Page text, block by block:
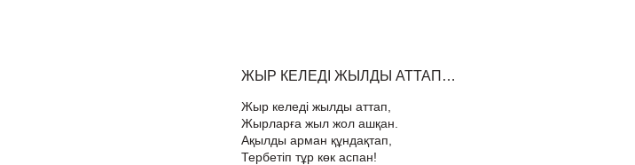
ЖЫР КЕЛЕДІ ЖЫЛДЫ АТТАП…
Жыр келеді жылды аттап,
Жырларға жыл жол ашқан.
Ақылды арман құндақтап,
Тербетіп тұр көк аспан!